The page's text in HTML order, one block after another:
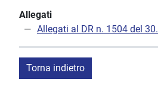
Allegati
Allegati al DR n. 1504 del
Torna indietro